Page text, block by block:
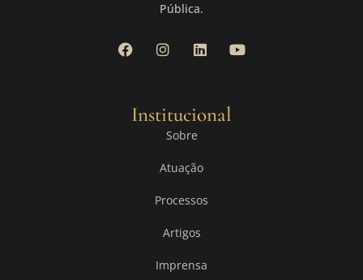
Pública.
Institucional
Sobre
Atuação
Processos
Artigos
Imprensa